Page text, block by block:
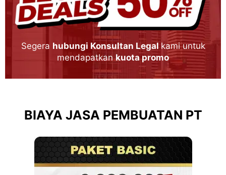
Segera hubungi Konsultan Legal kami untuk
mendapatkankuota promo
BIAYA JASA PEMBUATAN PT